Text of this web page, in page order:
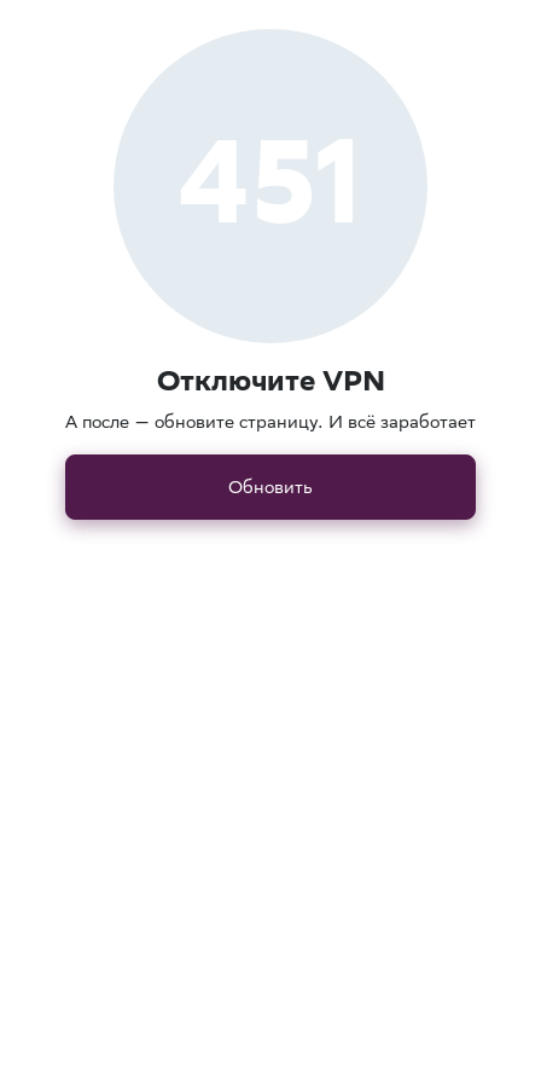
451
Отключите VPN
А после — обновите страницу. И всё заработает
Обновить